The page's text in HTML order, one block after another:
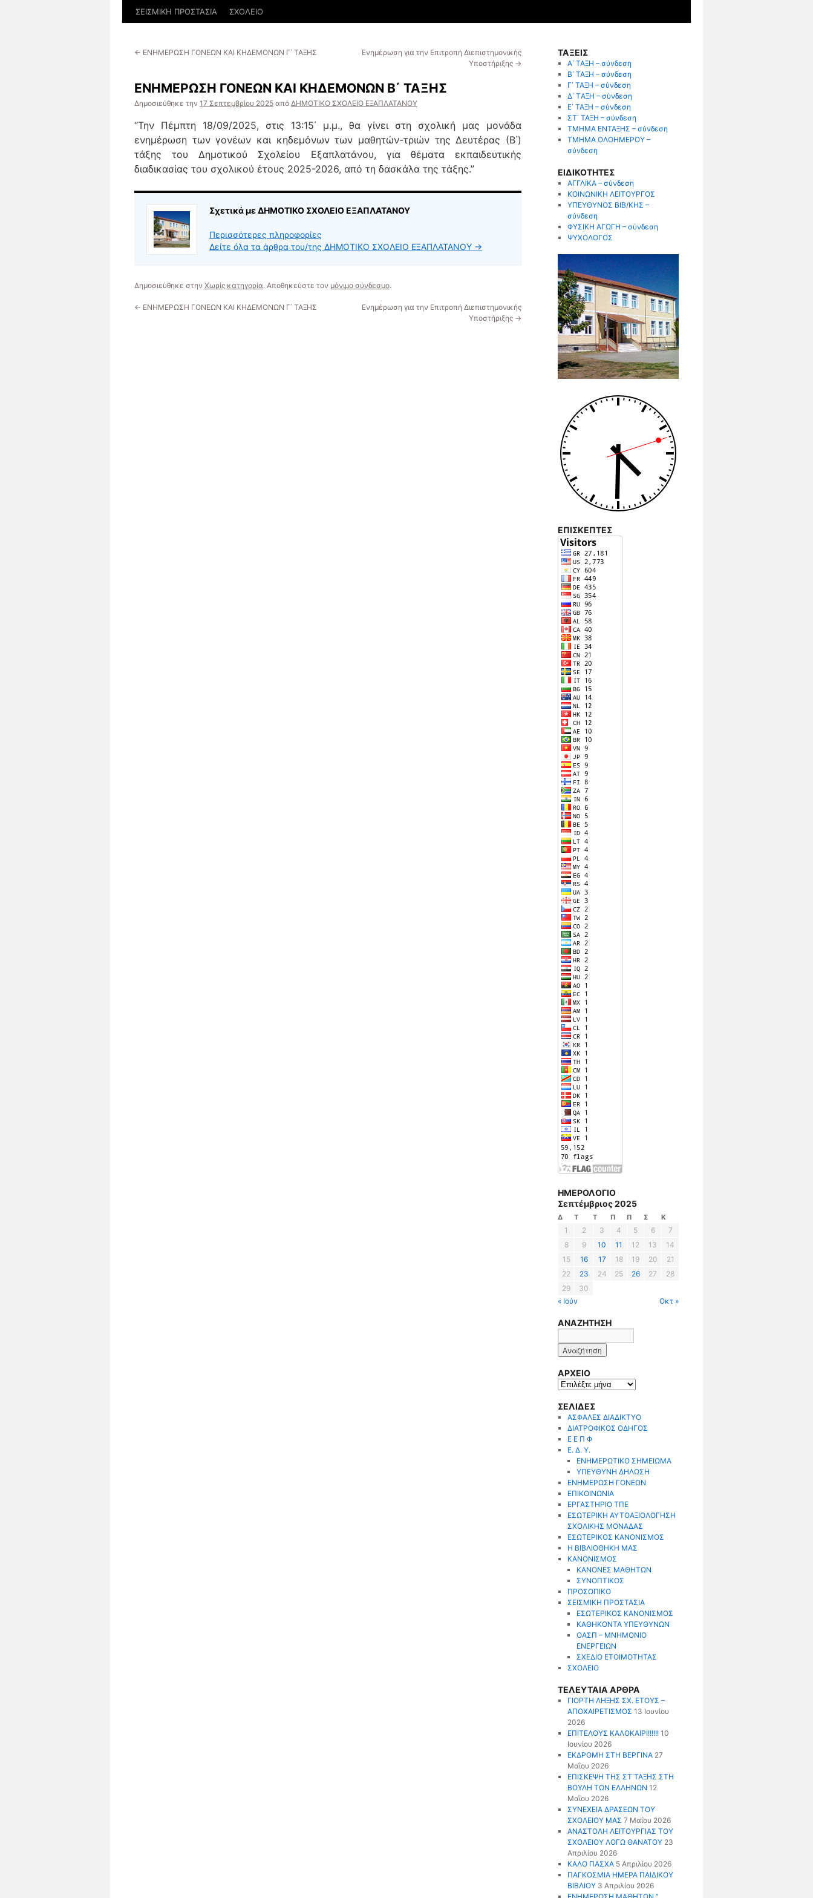
ΣΕΙΣΜΙΚΗ ΠΡΟΣΤΑΣΙΑ ΣΧΟΛΕΙΟ
← ΕΝΗΜΕΡΩΣΗ ΓΟΝΕΩΝ ΚΑΙ ΚΗΔΕΜΟΝΩΝ Γ΄ ΤΑΞΗΣ
Ενημέρωση για την Επιτροπή Διεπιστημονικής
Υποστήριξης →
ΕΝΗΜΕΡΩΣΗ ΓΟΝΕΩΝ ΚΑΙ ΚΗΔΕΜΟΝΩΝ Β΄ ΤΑΞΗΣ
Δημοσιεύθηκε την 17 Σεπτεμβρίου 2025 από ΔΗΜΟΤΙΚΟ ΣΧΟΛΕΙΟ ΕΞΑΠΛΑΤΑΝΟΥ
“Την Πέμπτη 18/09/2025, στις 13:15΄ μ.μ., θα γίνει στη σχολική μας μονάδα
ενημέρωση των γονέων και κηδεμόνων των μαθητών-τριών της Δευτέρας (Β΄)
τάξης του Δημοτικού Σχολείου Εξαπλατάνου, για θέματα εκπαιδευτικής
διαδικασίας του σχολικού έτους 2025-2026, από τη δασκάλα της τάξης.”
Σχετικά με ΔΗΜΟΤΙΚΟ ΣΧΟΛΕΙΟ ΕΞΑΠΛΑΤΑΝΟΥ
Περισσότερες πληροφορίες
Δείτε όλα τα άρθρα του/της ΔΗΜΟΤΙΚΟ ΣΧΟΛΕΙΟ ΕΞΑΠΛΑΤΑΝΟΥ →
Δημοσιεύθηκε στην Χωρίς κατηγορία. Αποθηκεύστε τον μόνιμο σύνδεσμο.
← ΕΝΗΜΕΡΩΣΗ ΓΟΝΕΩΝ ΚΑΙ ΚΗΔΕΜΟΝΩΝ Γ΄ ΤΑΞΗΣ
Ενημέρωση για την Επιτροπή Διεπιστημονικής
Υποστήριξης →
ΤΑΞΕΙΣ
Α΄ ΤΑΞΗ – σύνδεση
Β΄ ΤΑΞΗ – σύνδεση
Γ΄ ΤΑΞΗ – σύνδεση
Δ΄ TΑΞΗ – σύνδεση
Ε΄ ΤΑΞΗ – σύνδεση
ΣΤ΄ ΤΑΞΗ – σύνδεση
ΤΜΗΜΑ ΕΝΤΑΞΗΣ – σύνδεση
ΤΜΗΜΑ ΟΛΟΗΜΕΡΟΥ –
σύνδεση
ΕΙΔΙΚΟΤΗΤΕΣ
ΑΓΓΛΙΚΑ – σύνδεση
ΚΟΙΝΩΝΙΚΗ ΛΕΙΤΟΥΡΓΟΣ
ΥΠΕΥΘΥΝΟΣ ΒΙΒ/ΚΗΣ –
σύνδεση
ΦΥΣΙΚΗ ΑΓΩΓΗ – σύνδεση
ΨΥΧΟΛΟΓΟΣ
ΕΠΙΣΚΕΠΤΕΣ
ΗΜΕΡΟΛΟΓΙΟ
Σεπτέμβριος 2025
Δ Τ Τ Π Π Σ Κ
1 2 3 4 5 6
7
8
9 10 11 12 13
14
15
16 17 18 19 20
21
22
23 24 25 26 27
28
29
30
« Ιούν
Οκτ »
ΑΝΑΖΗΤΗΣΗ
ΑΡΧΕΙΟ
ΑΡΧΕΙΟ
ΣΕΛΙΔΕΣ
ΑΣΦΑΛΕΣ ΔΙΑΔΙΚΤΥΟ
ΔΙΑΤΡΟΦΙΚΟΣ ΟΔΗΓΟΣ
Ε Ε Π Φ
Ε. Δ. Υ.
ΕΝΗΜΕΡΩΤΙΚΟ ΣΗΜΕΙΩΜΑ
ΥΠΕΥΘΥΝΗ ΔΗΛΩΣΗ
ΕΝΗΜΕΡΩΣΗ ΓΟΝΕΩΝ
ΕΠΙΚΟΙΝΩΝΙΑ
ΕΡΓΑΣΤΗΡΙΟ ΤΠΕ
ΕΣΩΤΕΡΙΚΗ ΑΥΤΟΑΞΙΟΛΟΓΗΣΗ
ΣΧΟΛΙΚΗΣ ΜΟΝΑΔΑΣ
ΕΣΩΤΕΡΙΚΟΣ ΚΑΝΟΝΙΣΜΟΣ
Η ΒΙΒΛΙΟΘΗΚΗ ΜΑΣ
ΚΑΝΟΝΙΣΜΟΣ
ΚΑΝΟΝΕΣ ΜΑΘΗΤΩΝ
ΣΥΝΟΠΤΙΚΟΣ
ΠΡΟΣΩΠΙΚΟ
ΣΕΙΣΜΙΚΗ ΠΡΟΣΤΑΣΙΑ
ΕΣΩΤΕΡΙΚΟΣ ΚΑΝΟΝΙΣΜΟΣ
ΚΑΘΗΚΟΝΤΑ ΥΠΕΥΘΥΝΩΝ
ΟΑΣΠ – ΜΝΗΜΟΝΙΟ
ΕΝΕΡΓΕΙΩΝ
ΣΧΕΔΙΟ ΕΤΟΙΜΟΤΗΤΑΣ
ΣΧΟΛΕΙΟ
ΤΕΛΕΥΤΑΙΑ ΑΡΘΡΑ
ΓΙΟΡΤΗ ΛΗΞΗΣ ΣΧ. ΕΤΟΥΣ –
ΑΠΟΧΑΙΡΕΤΙΣΜΟΣ 13 Ιουνίου
2026
ΕΠΙΤΕΛΟΥΣ ΚΑΛΟΚΑΙΡΙ!!!!!! 10
Ιουνίου 2026
ΕΚΔΡΟΜΗ ΣΤΗ ΒΕΡΓΙΝΑ 27
Μαΐου 2026
ΕΠΙΣΚΕΨΗ ΤΗΣ ΣΤ΄ΤΑΞΗΣ ΣΤΗ
ΒΟΥΛΗ ΤΩΝ ΕΛΛΗΝΩΝ 12
Μαΐου 2026
ΣΥΝΕΧΕΙΑ ΔΡΑΣΕΩΝ ΤΟΥ
ΣΧΟΛΕΙΟΥ ΜΑΣ 7 Μαΐου 2026
ΑΝΑΣΤΟΛΗ ΛΕΙΤΟΥΡΓΙΑΣ ΤΟΥ
ΣΧΟΛΕΙΟΥ ΛΟΓΩ ΘΑΝΑΤΟΥ 23
Απριλίου 2026
ΚΑΛΟ ΠΑΣΧΑ 5 Απριλίου 2026
ΠΑΓΚΟΣΜΙΑ ΗΜΕΡΑ ΠΑΙΔΙΚΟΥ
ΒΙΒΛΙΟΥ 3 Απριλίου 2026